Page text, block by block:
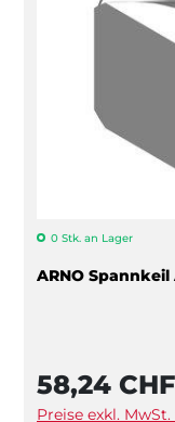
0 Stk. an Lager
ARNO Spannkeil
58,24 CHF
Preise exkl.